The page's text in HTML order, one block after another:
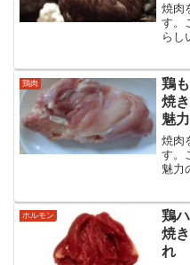
焼肉
す。
らし
から
報を
鶏肉
鶏
焼
魅力
焼肉
す。
魅力
らゆ
ホルモン
鶏
焼
れ